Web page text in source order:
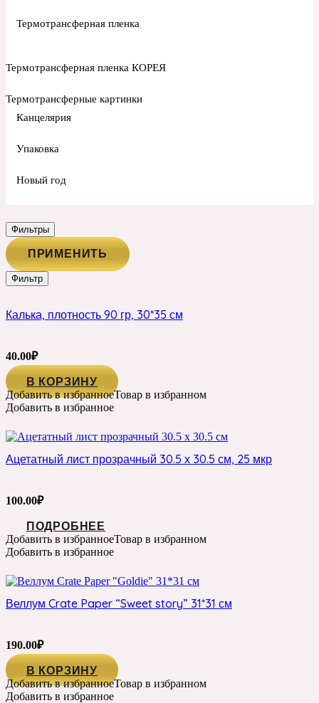
Термотрансферная пленка
Термотрансферная пленка КОРЕЯ
Термотрансферные картинки
Канцелярия
Упаковка
Новый год
Фильтры
ПРИМЕНИТЬ
Фильтр
Калька, плотность 90 гр, 30*35 см
40.00₽
В КОРЗИНУ
Добавить в избранноеТовар в избранном
Добавить в избранное
Ацетатный лист прозрачный 30.5 х 30.5 см, 25 мкр
100.00₽
ПОДРОБНЕЕ
Добавить в избранноеТовар в избранном
Добавить в избранное
Веллум Crate Paper “Sweet story” 31*31 см
190.00₽
В КОРЗИНУ
Добавить в избранноеТовар в избранном
Добавить в избранное